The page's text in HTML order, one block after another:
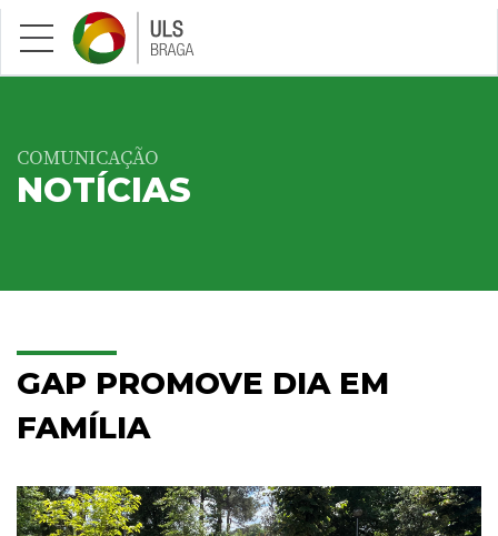
Saltar para conteúdo principal
COMUNICAÇÃO
NOTÍCIAS
GAP PROMOVE DIA EM
FAMÍLIA